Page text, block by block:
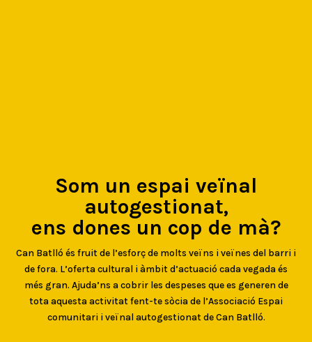
Som un espai veïnal
autogestionat,
ens dones un cop de mà?
Can Batlló és fruit de l’esforç de molts veïns i veïnes del barri i
de fora. L’oferta cultural i àmbit d’actuació cada vegada és
més gran. Ajuda’ns a cobrir les despeses que es generen de
tota aquesta activitat fent-te sòcia de l’Associació Espai
comunitari i veïnal autogestionat de Can Batlló.